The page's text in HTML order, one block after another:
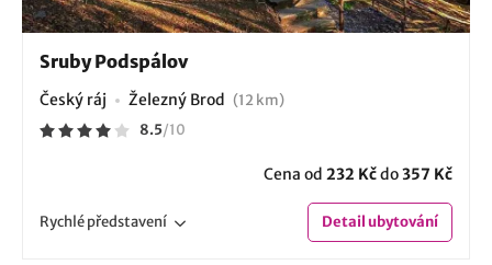
Sruby Podspálov
Český ráj Železný Brod (12 km)
8.5/10
Cena od 232 Kčdo357 Kč
Rychlépředstavení Detailubytování